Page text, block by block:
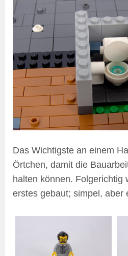
Das Wichtigste an einem
Örtchen, damit die
halten können. Folgerichtig
erstes gebaut; simpel, aber